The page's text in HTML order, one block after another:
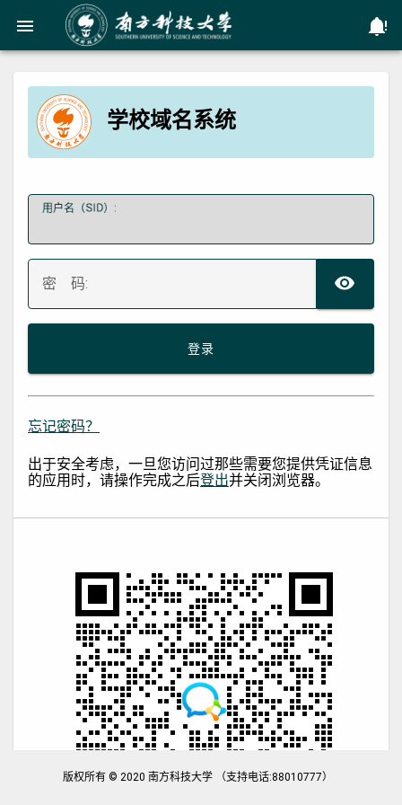
menu
学校域名系统
用户名（SID）:
密 码:
登录
忘记密码？
出于安全考虑，一旦您访问过那些需要您提供凭证信息
的应用时，请操作完成之后登出并关闭浏览器。
版权所有 © 2020 南方科技大学 （支持电话:88010777）